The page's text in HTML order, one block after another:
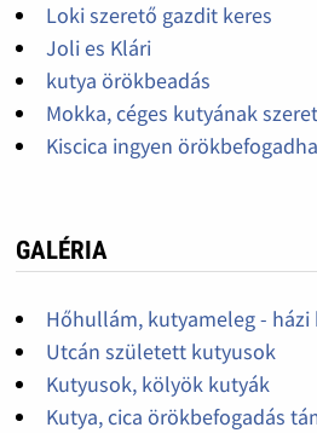
Loki szerető gazdit keres
Joli es Klári
kutya örökbeadás
Mokka, céges kutyának
Kiscica ingyen
GALÉRIA
Hőhullám, kutyameleg -
Utcán született kutyusok
Kutyusok, kölyök kutyák
Kutya, cica örökbefogadás